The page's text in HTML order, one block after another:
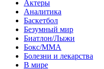
Актеры
Аналитика
Баскетбол
Безумный мир
Биатлон/Лыжи
Бокс/MMA
Болезни и лекарства
В мире